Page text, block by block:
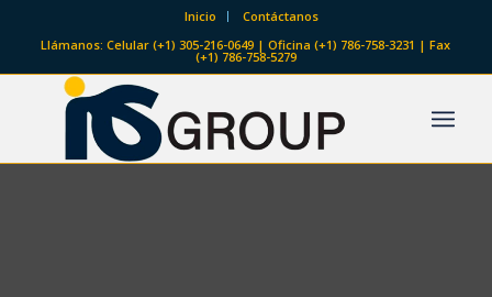
Inicio
Contáctanos
Llámanos: Celular (+1) 305-216-0649 | Oficina (+1) 786-758-3231 | Fax
(+1) 786-758-5279